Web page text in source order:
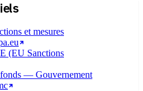
et mesures
(EU Sanctions
— Gouvernement